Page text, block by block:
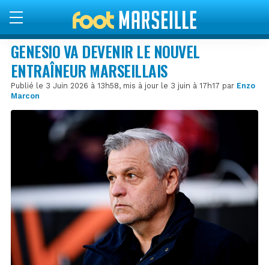
GENESIO VA DEVENIR LE NOUVEL
ENTRAÎNEUR MARSEILLAIS
Publié le 3 Juin 2026 à 13h58, mis à jour le 3 juin à 17h17 par Enzo
Marcon